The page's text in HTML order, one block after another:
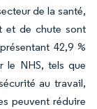
de la santé,
et de chute sont
42,9 %
le NHS, tels que
au travail,
peuvent réduire